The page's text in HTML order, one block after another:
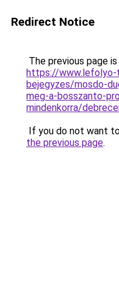
Redirect Notice
The previous page
https://
bejegyzes/mosdo-
meg-a-bosszanto-
mindenkorra/
If you do not want
the previous page.